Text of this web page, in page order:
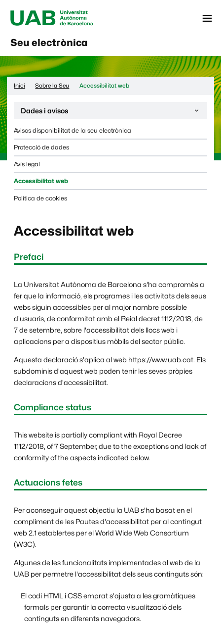
Seu electrònica
Menú
Inici Sobre la Seu Accessibilitat web
Desplega la navegació de la pàgina:
Dades i avisos
Avisos disponibilitat de la seu electrònica
Protecció de dades
Avís legal
Accessibilitat web
Política de cookies
Accessibilitat web
Prefaci
La Universitat Autònoma de Barcelona s'ha compromès a
fer que la informació, els programes i les activitats dels seus
webs siguin accessibles per al major nombre possible
d'usuaris, de conformitat amb el Reial decret 1112/2018, de
7 de setembre, sobre l'accessibilitat dels llocs web i
aplicacions per a dispositius mòbils del sector públic.
Aquesta declaració s'aplica al web https://www.uab.cat. Els
subdominis d'aquest web poden tenir les seves pròpies
declaracions d'accessibilitat.
Compliance status
This website is partially compliant with Royal Decree
1112/2018, of 7 September, due to the exceptions and lack of
conformity of the aspects indicated below.
Actuacions fetes
Per aconseguir aquest objectiu la UAB s'ha basat en el
compliment de les Pautes d'accessibilitat per al contingut
web 2.1 establertes per el World Wide Web Consortium
(W3C).
Algunes de les funcionalitats implementades al web de la
UAB per permetre l'accessibilitat dels seus continguts són:
El codi HTML i CSS emprat s'ajusta a les gramàtiques
formals per garantir la correcta visualització dels
continguts en diferents navegadors.